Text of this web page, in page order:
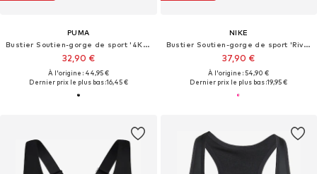
PUMA
Bustier Soutien-gorge de sport '4Keeps'
32,90 €
À l'origine : 44,95 €
Dernier prix le plus bas :16,45 €
NIKE
Bustier Soutien-gorge de sport 'Rival'
37,90 €
À l'origine : 54,90 €
Dernier prix le plus bas :19,95 €